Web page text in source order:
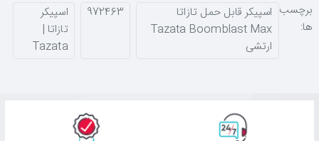
برچسب
ها:
اسپیکر قابل حمل تازاتا
Tazata Boomblast Max
ارتشی
972463
اسپیکر
تازاتا |
Tazata